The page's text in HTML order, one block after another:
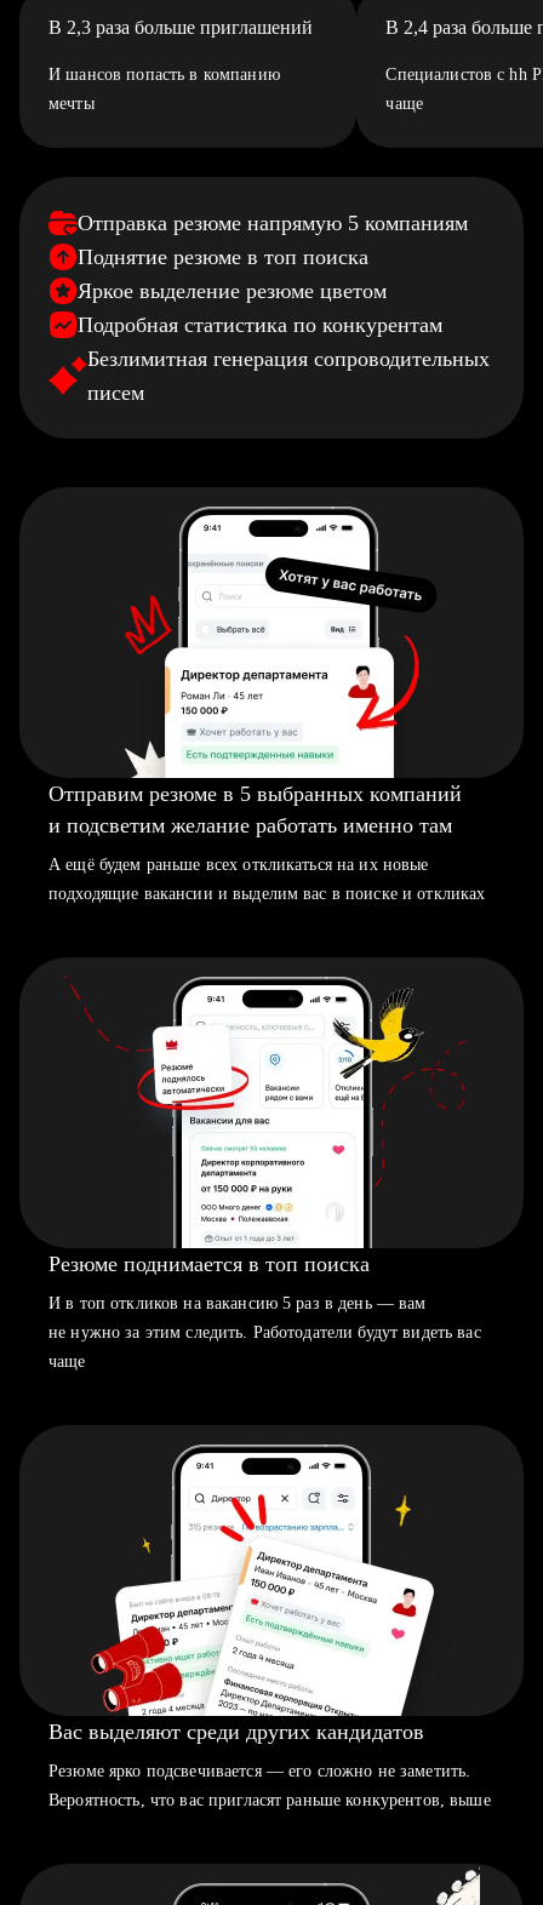
В 2,3 раза больше приглашений
И шансов попасть в компанию
мечты
В 2,4 раза больше
Специалистов с hh
чаще
Отправка резюме напрямую 5 компаниям
Поднятие резюме в топ поиска
Яркое выделение резюме цветом
Подробная статистика по конкурентам
Безлимитная генерация сопроводительных
писем
Отправим резюме в 5 выбранных компаний
и подсветим желание работать именно там
А ещё будем раньше всех откликаться на их новые
подходящие вакансии и выделим вас в поиске и откликах
Резюме поднимается в топ поиска
И в топ откликов на вакансию 5 раз в день — вам
не нужно за этим следить. Работодатели будут видеть вас
чаще
Вас выделяют среди других кандидатов
Резюме ярко подсвечивается — его сложно не заметить.
Вероятность, что вас пригласят раньше конкурентов, выше